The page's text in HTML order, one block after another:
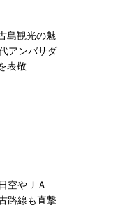
島観光の魅
アンバサダ
表敬
空やＪＡ
路線も直撃